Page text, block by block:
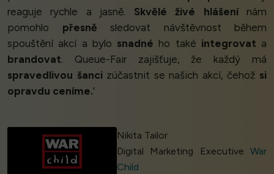
reaguje rychle a jasně. Skvělé živé hlášenínám
pomohlo přesně sledovat návštěvnost během
spouštění akcí a bylo snadné ho také integrovat a
brandovat. Queue-Fair zajišťuje, že každý má
spravedlivou šanci zúčastnit se našich akcí, čehož si
opravdu ceníme.’
Nikita Tailor
Digital Marketing Executive War
Child